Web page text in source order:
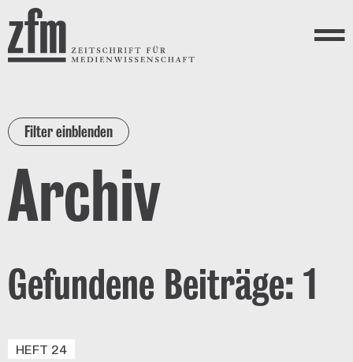
Direkt zum Inhalt
ZEITSCHRIFT FÜR
MEDIENWISSENSCHAFT
Menü
Filter einblenden
Archiv
Gefundene Beiträge: 1
HEFT 24